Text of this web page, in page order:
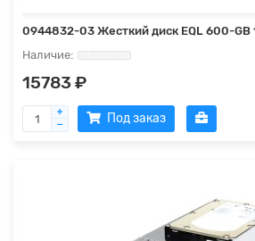
0944832-03 Жесткий диск EQL 600-GB
15783 ₽
Под заказ